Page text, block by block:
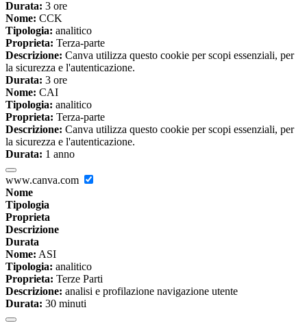
Durata: 3 ore
Nome: CCK
Tipologia: analitico
Proprieta: Terza-parte
Descrizione: Canva utilizza questo cookie per scopi essenziali, per
la sicurezza e l'autenticazione.
Durata: 3 ore
Nome: CAI
Tipologia: analitico
Proprieta: Terza-parte
Descrizione: Canva utilizza questo cookie per scopi essenziali, per
la sicurezza e l'autenticazione.
Durata: 1 anno
www.canva.com
Nome
Tipologia
Proprieta
Descrizione
Durata
Nome: ASI
Tipologia: analitico
Proprieta: Terze Parti
Descrizione: analisi e profilazione navigazione utente
Durata: 30 minuti